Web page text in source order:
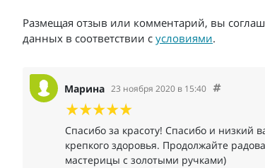
Размещая отзыв или комментарий, вы
данных в соответствии с условиями.
Марина 23 ноября 2020 в 15:40
Спасибо за красоту! Спасибо и низкий
крепкого здоровья. Продолжайте
мастерицы с золотыми ручками)